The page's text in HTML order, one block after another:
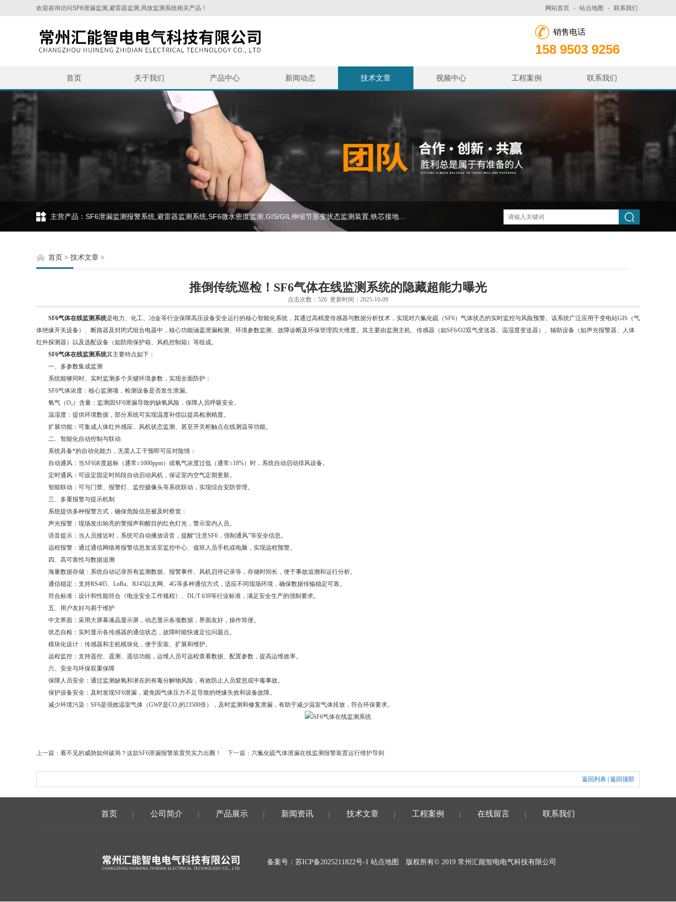
欢迎咨询访问SF6泄漏监测,避雷器监测,局放监测系统相关产品！ 网站首页 - 站点地图 - 联系我们
销售电话
158 9503 9256
首页 关于我们 产品中心 新闻动态 技术文章 视频中心 工程案例 联系我们
首页 > 技术文章 >
推倒传统巡检！SF6气体在线监测系统的隐藏超能力曝光
点击次数：526 更新时间：2025-10-09
SF6气体在线监测系统是电力、化工、冶金等行业保障高压设备安全运行的核心智能化系统，其通过高精度传感器与数据分析技术，实现对六氟化硫（SF6）气体状态的实时监控与风险预警。该系统广泛应用于变电站GIS（气
体绝缘开关设备）、断路器及封闭式组合电器中，核心功能涵盖泄漏检测、环境参数监测、故障诊断及环保管理四大维度。其主要由监测主机、传感器（如SF6/O2双气变送器、温湿度变送器）、辅助设备（如声光报警器、人体
红外探测器）以及选配设备（如防雨保护箱、风机控制箱）等组成。
SF6气体在线监测系统其主要特点如下：
一、多参数集成监测
系统能够同时、实时监测多个关键环境参数，实现全面防护：
SF6气体浓度：核心监测项，检测设备是否发生泄漏。
氧气（O₂）含量：监测因SF6泄漏导致的缺氧风险，保障人员呼吸安全。
温湿度：提供环境数据，部分系统可实现温度补偿以提高检测精度。
扩展功能：可集成人体红外感应、风机状态监测、甚至开关柜触点在线测温等功能。
二、智能化自动控制与联动
系统具备*的自动化能力，无需人工干预即可应对险情：
自动通风：当SF6浓度超标（通常≥1000ppm）或氧气浓度过低（通常≤18%）时，系统自动启动排风设备。
定时通风：可设定固定时间段自动启动风机，保证室内空气定期更新。
智能联动：可与门禁、报警灯、监控摄像头等系统联动，实现综合安防管理。
三、多重报警与提示机制
系统提供多种报警方式，确保危险信息被及时察觉：
声光报警：现场发出响亮的警报声和醒目的红色灯光，警示室内人员。
语音提示：当人员接近时，系统可自动播放语音，提醒“注意SF6，强制通风”等安全信息。
远程报警：通过通信网络将报警信息发送至监控中心、值班人员手机或电脑，实现远程预警。
四、高可靠性与数据追溯
海量数据存储：系统自动记录所有监测数据、报警事件、风机启停记录等，存储时间长，便于事故追溯和运行分析。
通信稳定：支持RS485、LoRa、RJ45以太网、4G等多种通信方式，适应不同现场环境，确保数据传输稳定可靠。
符合标准：设计和性能符合《电业安全工作规程》、DL/T 639等行业标准，满足安全生产的强制要求。
五、用户友好与易于维护
中文界面：采用大屏幕液晶显示屏，动态显示各项数据，界面友好，操作简便。
状态自检：实时显示各传感器的通信状态，故障时能快速定位问题点。
模块化设计：传感器和主机模块化，便于安装、扩展和维护。
远程监控：支持遥控、遥测、遥信功能，运维人员可远程查看数据、配置参数，提高运维效率。
六、安全与环保双重保障
保障人员安全：通过监测缺氧和潜在的有毒分解物风险，有效防止人员窒息或中毒事故。
保护设备安全：及时发现SF6泄漏，避免因气体压力不足导致的绝缘失效和设备故障。
减少环境污染：SF6是强效温室气体（GWP是CO₂的23500倍），及时监测和修复泄漏，有助于减少温室气体排放，符合环保要求。
上一篇： 看不见的威胁如何破局？这款SF6泄漏报警装置凭实力出圈！ 下一篇： 六氟化硫气体泄漏在线监测报警装置运行维护导则
返回列表 返回顶部
首页 公司简介 产品展示 新闻资讯 技术文章 工程案例 在线留言 联系我们
备案号： 苏ICP备2025211822号-1 站点地图 版权所有© 2019 常州汇能智电电气科技有限公司